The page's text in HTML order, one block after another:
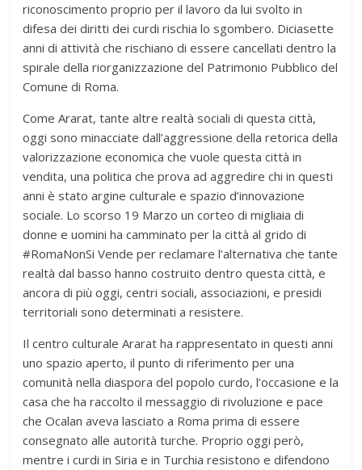
riconoscimento proprio per il lavoro da lui svolto in
difesa dei diritti dei curdi rischia lo sgombero. Diciasette
anni di attività che rischiano di essere cancellati dentro la
spirale della riorganizzazione del Patrimonio Pubblico del
Comune di Roma.
Come Ararat, tante altre realtà sociali di questa città,
oggi sono minacciate dall’aggressione della retorica della
valorizzazione economica che vuole questa città in
vendita, una politica che prova ad aggredire chi in questi
anni è stato argine culturale e spazio d’innovazione
sociale. Lo scorso 19 Marzo un corteo di migliaia di
donne e uomini ha camminato per la città al grido di
#RomaNonSi Vende per reclamare l’alternativa che tante
realtà dal basso hanno costruito dentro questa città, e
ancora di più oggi, centri sociali, associazioni, e presidi
territoriali sono determinati a resistere.
Il centro culturale Ararat ha rappresentato in questi anni
uno spazio aperto, il punto di riferimento per una
comunità nella diaspora del popolo curdo, l’occasione e la
casa che ha raccolto il messaggio di rivoluzione e pace
che Ocalan aveva lasciato a Roma prima di essere
consegnato alle autorità turche. Proprio oggi però,
mentre i curdi in Siria e in Turchia resistono e difendono